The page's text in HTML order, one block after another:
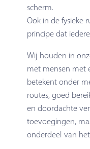
scherm.
Ook in de fysieke
principe dat
Wij houden in
met mensen met
betekent onder
routes, goed
en doordachte
toevoegingen,
onderdeel van